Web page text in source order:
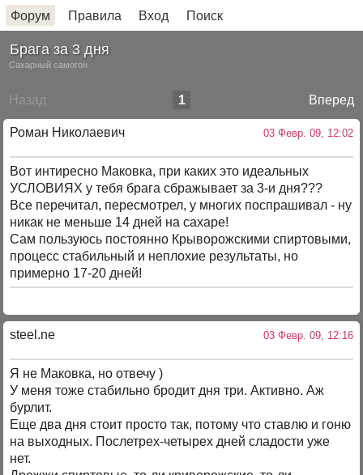
Форум Правила Вход Поиск
Брага за 3 дня
Сахарный самогон
Назад Вперед
1
Роман Николаевич 03 Февр. 09, 12:02
Вот интиресно Маковка, при каких это идеальных
УСЛОВИЯХ у тебя брага сбражывает за 3-и дня???
Все перечитал, пересмотрел, у многих поспрашивал - ну
никак не меньше 14 дней на сахаре!
Сам пользуюсь постоянно Крыворожскими спиртовыми,
процесс стабильный и неплохие результаты, но
примерно 17-20 дней!
steel.ne 03 Февр. 09, 12:16
Я не Маковка, но отвечу )
У меня тоже стабильно бродит дня три. Активно. Аж
бурлит.
Еще два дня стоит просто так, потому что ставлю и гоню
на выходных. Послетрех-четырех дней сладости уже
нет.